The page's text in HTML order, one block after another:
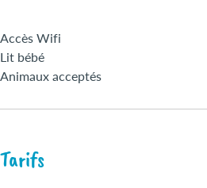
Accès Wifi
Lit bébé
Animaux acceptés
Tarifs